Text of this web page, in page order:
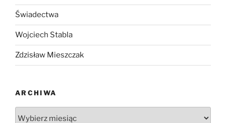
Świadectwa
Wojciech Stabla
Zdzisław Mieszczak
ARCHIWA